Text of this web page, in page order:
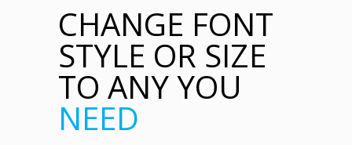
CHANGE FONT
STYLE OR SIZE
TO ANY YOU
NEED